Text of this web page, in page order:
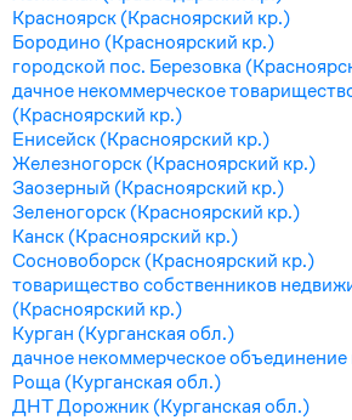
Красноярск (Красноярский кр.)
Бородино (Красноярский кр.)
городской пос. Березовка
дачное некоммерческое
(Красноярский кр.)
Енисейск (Красноярский кр.)
Железногорск (Красноярский кр.)
Заозерный (Красноярский кр.)
Зеленогорск (Красноярский кр.)
Канск (Красноярский кр.)
Сосновоборск (Красноярский кр.)
товарищество собственников
(Красноярский кр.)
Курган (Курганская обл.)
дачное некоммерческое объединение
Роща (Курганская обл.)
ДНТ Дорожник (Курганская обл.)